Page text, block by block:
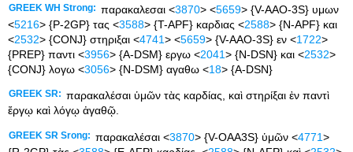
GREEK WH Strong: παρακαλεσαι <3870> <5659> {V-AAO-3S} υμων
<5216> {P-2GP} τας <3588> {T-APF} καρδιας <2588> {N-APF} και
<2532> {CONJ} στηριξαι <4741> <5659> {V-AAO-3S} εν <1722>
{PREP} παντι <3956> {A-DSM} εργω <2041> {N-DSN} και <2532>
{CONJ} λογω <3056> {N-DSM} αγαθω <18> {A-DSN}
GREEK SR: παρακαλέσαι ὑμῶν τὰς καρδίας, καὶ στηρίξαι ἐν παντὶ
ἔργῳ καὶ λόγῳ ἀγαθῷ.
GREEK SR Srong: παρακαλέσαι <3870> {V-OAA3S} ὑμῶν <4771>